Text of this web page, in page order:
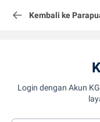
Kembali ke
Login dengan Akun